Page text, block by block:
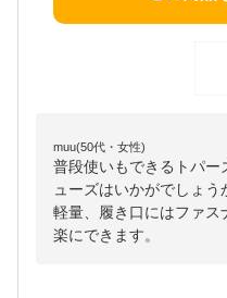
muu(50代・女性)
普段使いもできるトパー
ューズはいかがでしょ
軽量、履き口にはファス
楽にできます。